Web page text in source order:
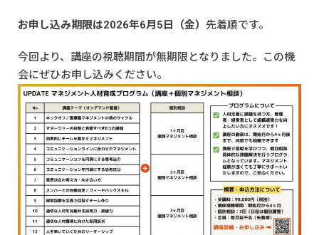
お申し込み期限は2026年6月5日（金） 先着順です。
今回より、講座の視聴期間が無期限となりました。この機
会にぜひお申し込みください。